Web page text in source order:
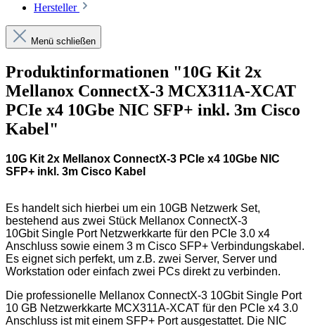
Hersteller
Menü schließen
Produktinformationen "10G Kit 2x
Mellanox ConnectX-3 MCX311A-XCAT
PCIe x4 10Gbe NIC SFP+ inkl. 3m Cisco
Kabel"
10G Kit 2x Mellanox ConnectX-3 PCIe x4 10Gbe NIC
SFP+ inkl. 3m Cisco Kabel
Es handelt sich hierbei um ein 10GB Netzwerk Set,
bestehend aus zwei Stück Mellanox ConnectX-3
10Gbit Single Port Netzwerkkarte für den PCIe 3.0 x4
Anschluss sowie einem 3 m Cisco SFP+ Verbindungskabel.
Es eignet sich perfekt, um z.B. zwei Server, Server und
Workstation oder einfach zwei PCs direkt zu verbinden.
Die professionelle Mellanox ConnectX-3 10Gbit Single Port
10 GB Netzwerkkarte MCX311A-XCAT für den PCIe x4 3.0
Anschluss ist mit einem SFP+ Port ausgestattet. Die NIC